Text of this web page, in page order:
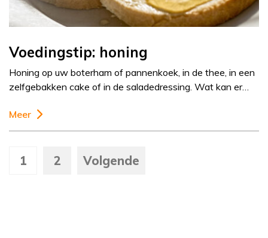
Voedingstip: honing
Honing op uw boterham of pannenkoek, in de thee, in een
zelfgebakken cake of in de saladedressing. Wat kan er…
Meer
1 2 Volgende